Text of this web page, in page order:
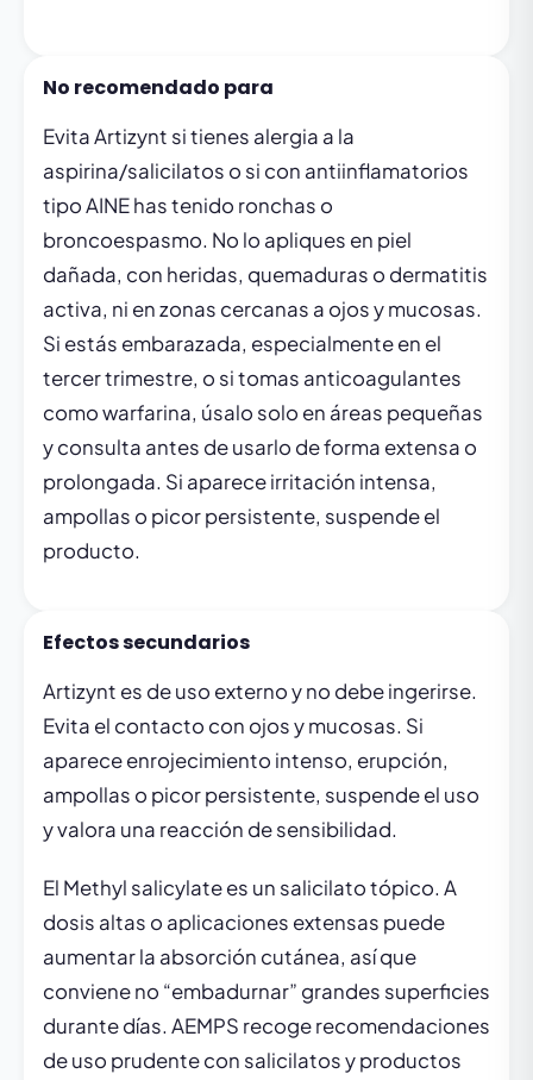
No recomendado para
Evita Artizynt si tienes alergia a la
aspirina/salicilatos o si con antiinflamatorios
tipo AINE has tenido ronchas o
broncoespasmo. No lo apliques en piel
dañada, con heridas, quemaduras o dermatitis
activa, ni en zonas cercanas a ojos y mucosas.
Si estás embarazada, especialmente en el
tercer trimestre, o si tomas anticoagulantes
como warfarina, úsalo solo en áreas pequeñas
y consulta antes de usarlo de forma extensa o
prolongada. Si aparece irritación intensa,
ampollas o picor persistente, suspende el
producto.
Efectos secundarios
Artizynt es de uso externo y no debe ingerirse.
Evita el contacto con ojos y mucosas. Si
aparece enrojecimiento intenso, erupción,
ampollas o picor persistente, suspende el uso
y valora una reacción de sensibilidad.
El Methyl salicylate es un salicilato tópico. A
dosis altas o aplicaciones extensas puede
aumentar la absorción cutánea, así que
conviene no “embadurnar” grandes superficies
durante días. AEMPS recoge recomendaciones
de uso prudente con salicilatos y productos